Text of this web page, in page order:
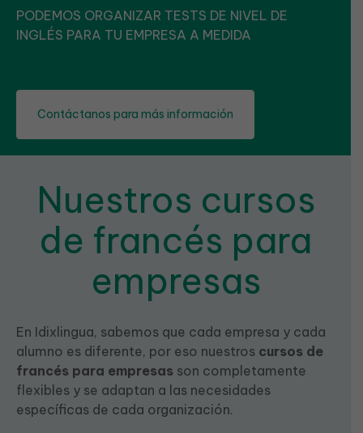
PODEMOS ORGANIZAR TESTS DE NIVEL DE
INGLÉS PARA TU EMPRESA A MEDIDA
Contáctanos para más información
Nuestros cursos
de francés para
empresas
En Idixlingua, sabemos que cada empresa y cada
alumno es diferente, por eso nuestros cursos de
francés para empresas son completamente
flexibles y se adaptan a las necesidades
específicas de cada organización.